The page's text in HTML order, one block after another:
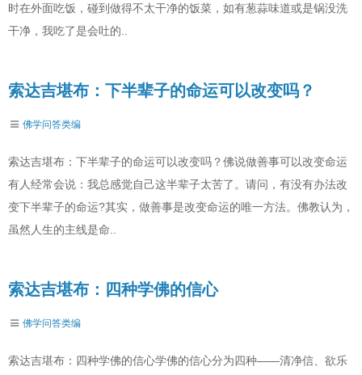
时在外面吃饭，碰到做得不太干净的饭菜，如有葱蒜味道或是锅没洗
干净，我吃了是会吐的..
索达吉堪布：下半辈子的命运可以改变吗？
佛学问答类编
索达吉堪布：下半辈子的命运可以改变吗？佛说做善事可以改变命运
有人经常会说：我总感觉自己这半辈子太苦了。请问，有没有办法改
变下半辈子的命运?其实，做善事是改变命运的唯一方法。佛教认为，
虽然人生的主线是命..
索达吉堪布：四种学佛的信心
佛学问答类编
索达吉堪布：四种学佛的信心学佛的信心分为四种——清净信、欲乐